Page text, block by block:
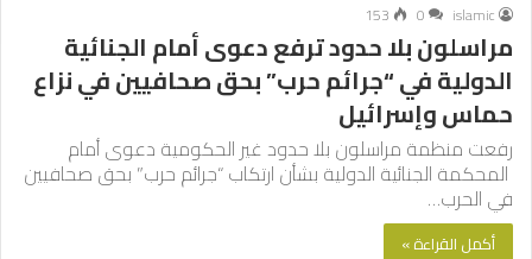
islamic
0
153
مراسلون بلا حدود ترفع دعوى أمام الجنائية
الدولية في “جرائم حرب” بحق صحافيين في نزاع
حماس وإسرائيل
رفعت منظمة مراسلون بلا حدود غير الحكومية دعوى أمام
المحكمة الجنائية الدولية بشأن ارتكاب “جرائم حرب” بحق صحافيين
في الحرب…
أكمل القراءة »